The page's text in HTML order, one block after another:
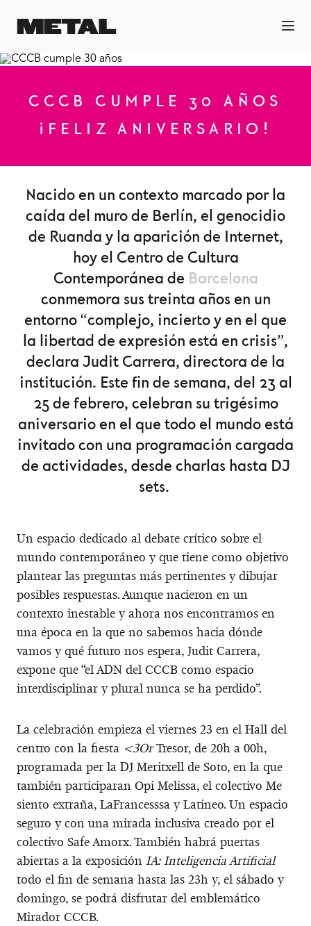
CCCB CUMPLE 30 AÑOS
¡FELIZ ANIVERSARIO!
Nacido en un contexto marcado por la
caída del muro de Berlín, el genocidio
de Ruanda y la aparición de Internet,
hoy el Centro de Cultura
Contemporánea de Barcelona
conmemora sus treinta años en un
entorno “complejo, incierto y en el que
la libertad de expresión está en crisis”,
declara Judit Carrera, directora de la
institución. Este fin de semana, del 23 al
25 de febrero, celebran su trigésimo
aniversario en el que todo el mundo está
invitado con una programación cargada
de actividades, desde charlas hasta DJ
sets.
Un espacio dedicado al debate crítico sobre el
mundo contemporáneo y que tiene como objetivo
plantear las preguntas más pertinentes y dibujar
posibles respuestas. Aunque nacieron en un
contexto inestable y ahora nos encontramos en
una época en la que no sabemos hacia dónde
vamos y qué futuro nos espera, Judit Carrera,
expone que “el ADN del CCCB como espacio
interdisciplinar y plural nunca se ha perdido”.
La celebración empieza el viernes 23 en el Hall del
centro con la fiesta <3OrTresor, de 20h a 00h,
programada per la DJ Meritxell de Soto, en la que
también participaran Opi Melissa, el colectivo Me
siento extraña, LaFrancesssa y Latineo. Un espacio
seguro y con una mirada inclusiva creado por el
colectivo Safe Amorx. También habrá puertas
abiertas a la exposición IA: Inteligencia Artificial
todo el fin de semana hasta las 23h y, el sábado y
domingo, se podrá disfrutar del emblemático
Mirador CCCB.